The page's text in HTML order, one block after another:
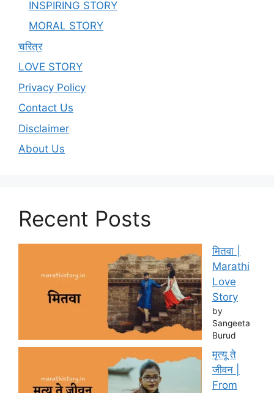
INSPIRING STORY
MORAL STORY
चरित्र
LOVE STORY
Privacy Policy
Contact Us
Disclaimer
About Us
Recent Posts
मितवा |
Marathi
Love
Story
by
Sangeeta
Burud
मृत्यू ते
जीवन |
From